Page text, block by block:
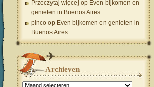
Przeczytaj więcej op Even bijkomen en
genieten in Buenos Aires.
pinco op Even bijkomen en genieten in
Buenos Aires.
Archieven
Archieven